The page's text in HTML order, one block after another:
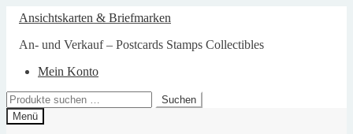
Zur
Navigation
springen
Zum
Inhalt
springen
Ansichtskarten & Briefmarken
An- und Verkauf – Postcards Stamps Collectibles
Mein Konto
Suchen
nach:
Suchen
Menü